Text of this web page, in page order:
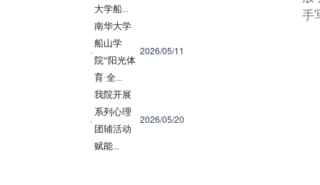
大学船...
·
南华大学
船山学
院“阳光体
育·全...
2026/05/11
·
我院开展
系列心理
团辅活动
赋能...
2026/05/20
手